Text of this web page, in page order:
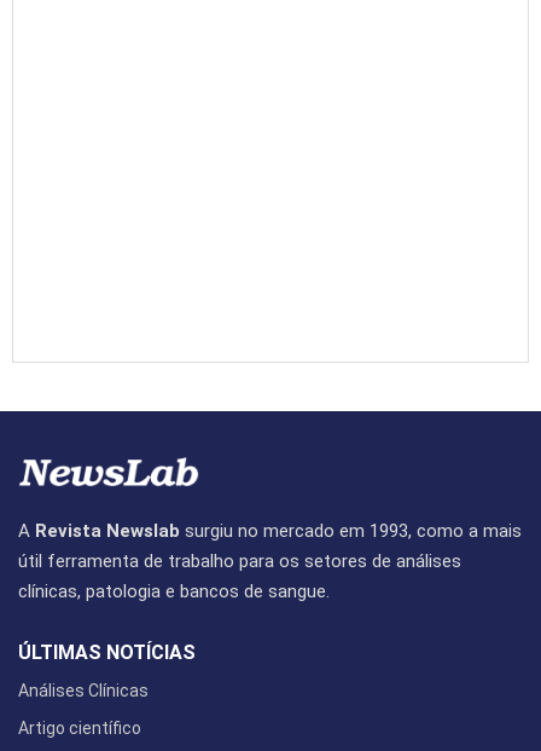
A Revista Newslab surgiu no mercado em 1993, como a mais
útil ferramenta de trabalho para os setores de análises
clínicas, patologia e bancos de sangue.
ÚLTIMAS NOTÍCIAS
Análises Clínicas
Artigo científico